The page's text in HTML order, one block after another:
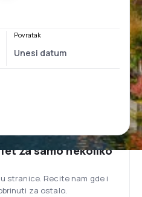
Povratak
za samo nekoliko
stranice. Recite nam gde i
za ostalo.